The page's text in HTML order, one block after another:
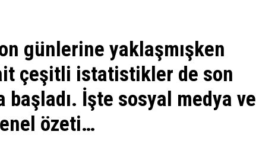
günlerine yaklaşmışken
çeşitli istatistikler de son
İşte sosyal medya ve
özeti…